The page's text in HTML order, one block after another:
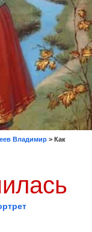
Владимир > Как